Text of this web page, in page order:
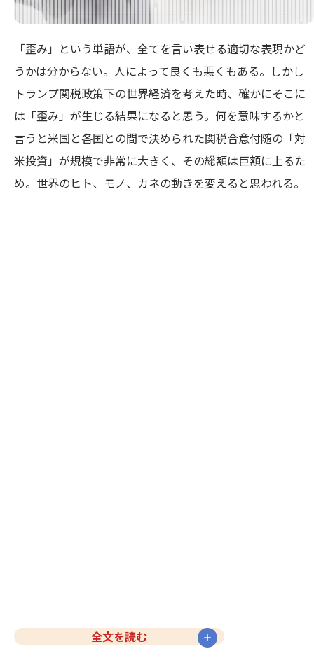
「歪み」という単語が、全てを言い表せる適切な表現かど
うかは分からない。人によって良くも悪くもある。しかし
トランプ関税政策下の世界経済を考えた時、確かにそこに
は「歪み」が生じる結果になると思う。何を意味するかと
言うと米国と各国との間で決められた関税合意付随の「対
米投資」が規模で非常に大きく、その総額は巨額に上るた
め。世界のヒト、モノ、カネの動きを変えると思われる。
全文を読む